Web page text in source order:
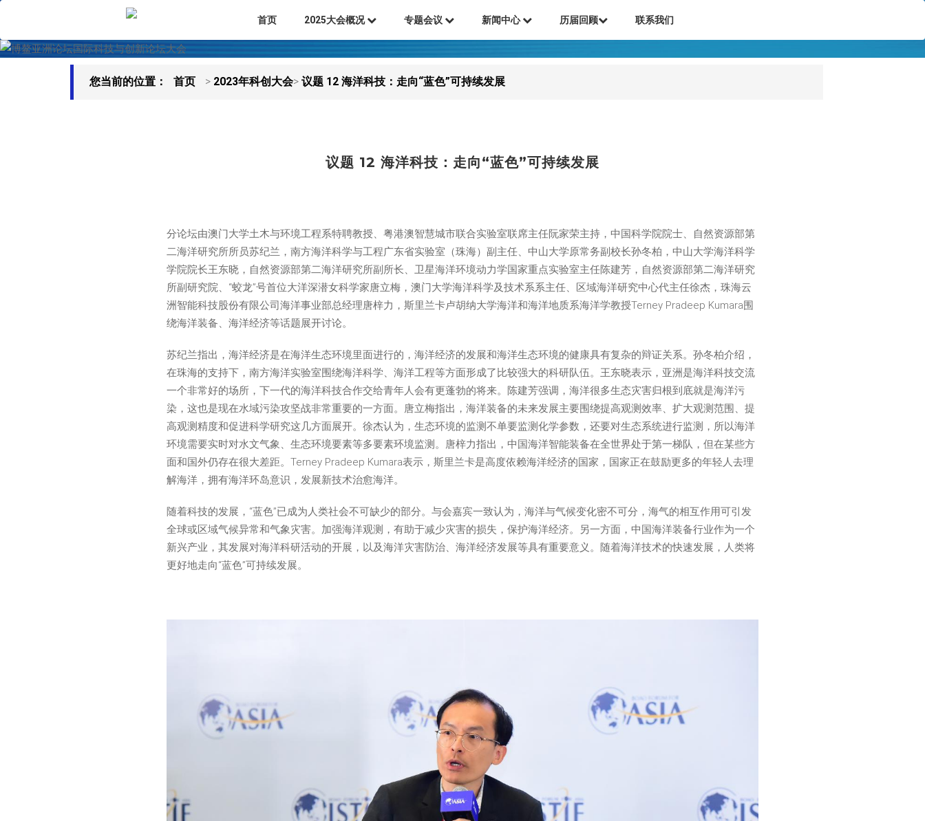
首页 2025大会概况 专题会议 新闻中心 历届回顾 联系我们
您当前的位置： 首页 > 2023年科创大会> 议题 12 海洋科技：走向“蓝色”可持续发展
议题 12 海洋科技：走向“蓝色”可持续发展
分论坛由澳门大学土木与环境工程系特聘教授、粤港澳智慧城市联合实验室联席主任阮家荣主持，中国科学院院士、自然资源部第
二海洋研究所所员苏纪兰，南方海洋科学与工程广东省实验室（珠海）副主任、中山大学原常务副校长孙冬柏，中山大学海洋科学
学院院长王东晓，自然资源部第二海洋研究所副所长、卫星海洋环境动力学国家重点实验室主任陈建芳，自然资源部第二海洋研究
所副研究院、“蛟龙”号首位大洋深潜女科学家唐立梅，澳门大学海洋科学及技术系系主任、区域海洋研究中心代主任徐杰，珠海云
洲智能科技股份有限公司海洋事业部总经理唐梓力，斯里兰卡卢胡纳大学海洋和海洋地质系海洋学教授Terney Pradeep Kumara围
绕海洋装备、海洋经济等话题展开讨论。
苏纪兰指出，海洋经济是在海洋生态环境里面进行的，海洋经济的发展和海洋生态环境的健康具有复杂的辩证关系。孙冬柏介绍，
在珠海的支持下，南方海洋实验室围绕海洋科学、海洋工程等方面形成了比较强大的科研队伍。王东晓表示，亚洲是海洋科技交流
一个非常好的场所，下一代的海洋科技合作交给青年人会有更蓬勃的将来。陈建芳强调，海洋很多生态灾害归根到底就是海洋污
染，这也是现在水域污染攻坚战非常重要的一方面。唐立梅指出，海洋装备的未来发展主要围绕提高观测效率、扩大观测范围、提
高观测精度和促进科学研究这几方面展开。徐杰认为，生态环境的监测不单要监测化学参数，还要对生态系统进行监测，所以海洋
环境需要实时对水文气象、生态环境要素等多要素环境监测。唐梓力指出，中国海洋智能装备在全世界处于第一梯队，但在某些方
面和国外仍存在很大差距。Terney Pradeep Kumara表示，斯里兰卡是高度依赖海洋经济的国家，国家正在鼓励更多的年轻人去理
解海洋，拥有海洋环岛意识，发展新技术治愈海洋。
随着科技的发展，“蓝色”已成为人类社会不可缺少的部分。与会嘉宾一致认为，海洋与气候变化密不可分，海气的相互作用可引发
全球或区域气候异常和气象灾害。加强海洋观测，有助于减少灾害的损失，保护海洋经济。另一方面，中国海洋装备行业作为一个
新兴产业，其发展对海洋科研活动的开展，以及海洋灾害防治、海洋经济发展等具有重要意义。随着海洋技术的快速发展，人类将
更好地走向“蓝色”可持续发展。